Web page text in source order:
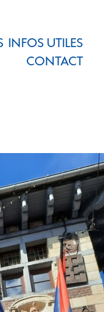
INFOS UTILES
CONTACT